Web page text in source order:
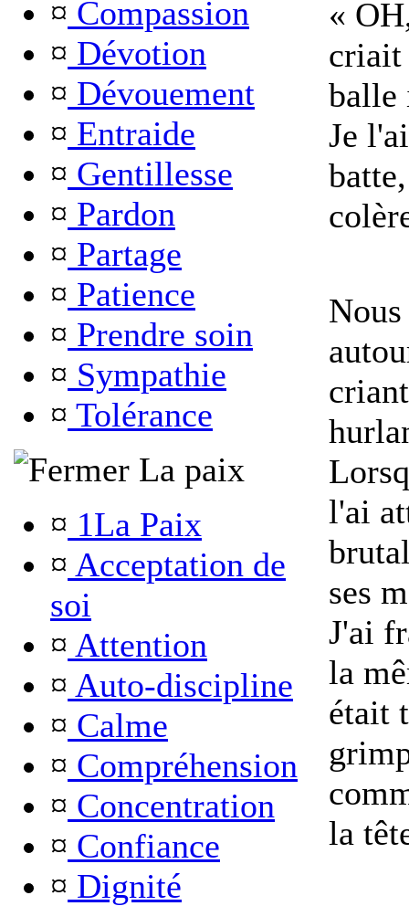
¤ Compassion
¤ Dévotion
¤ Dévouement
¤ Entraide
¤ Gentillesse
¤ Pardon
¤ Partage
¤ Patience
¤ Prendre soin
¤ Sympathie
¤ Tolérance
La paix
¤ 1La Paix
¤ Acceptation de
soi
¤ Attention
¤ Auto-discipline
¤ Calme
¤ Compréhension
¤ Concentration
¤ Confiance
¤ Dignité
«
criait
balle
Je
l'ai
ses
J'ai
la
était
la